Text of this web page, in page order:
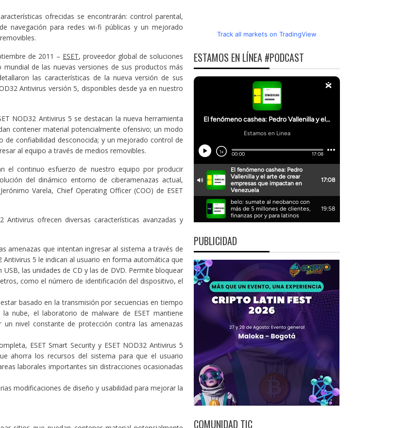
ofrecidas se encontrarán: control parental,
navegación para redes wi-fi públicas y un mejorado
de 2011 – ESET, proveedor global de soluciones
de las nuevas versiones de sus productos más
las características de la nueva versión de sus
Antivirus versión 5, disponibles desde ya en nuestro
NOD32 Antivirus 5 se destacan la nueva herramienta
contener material potencialmente ofensivo; un modo
de confiabilidad desconocida; y un mejorado control de
al equipo a través de medios removibles.
el continuo esfuerzo de nuestro equipo por producir
del dinámico entorno de ciberamenazas actual,
Varela, Chief Operating Officer (COO) de ESET
Antivirus ofrecen diversas características avanzadas y
amenazas que intentan ingresar al sistema a través de
Antivirus 5 le indican al usuario en forma automática que
las unidades de CD y las de DVD. Permite bloquear
como el número de identificación del dispositivo, el
basado en la transmisión por secuencias en tiempo
nube, el laboratorio de malware de ESET mantiene
nivel constante de protección contra las amenazas
ESET Smart Security y ESET NOD32 Antivirus 5
ahorra los recursos del sistema para que el usuario
laborales importantes sin distracciones ocasionadas
modificaciones de diseño y usabilidad para mejorar la
Track all markets on TradingView
ESTAMOS EN LÍNEA #PODCAST
PUBLICIDAD
COMUNIDAD TIC